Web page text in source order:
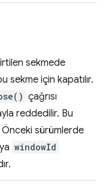
sekmede
sekme için kapatılır.
çağrısı
reddedilir. Bu
sürümlerde
windowId